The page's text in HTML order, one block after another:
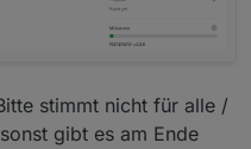
stimmt nicht für alle /
gibt es am Ende